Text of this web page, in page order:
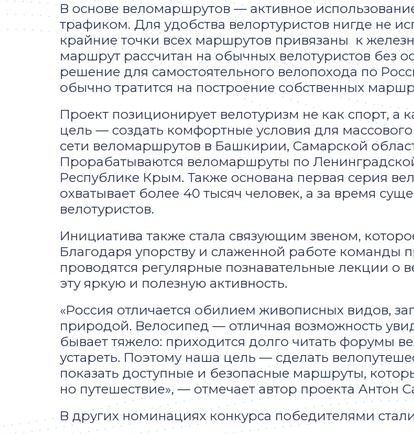
В основе веломаршрутов — активное
трафиком. Для удобства велортуристов нигде не
крайние точки всех маршрутов привязаны к
маршрут рассчитан на обычных велотуристов без
решение для самостоятельного велопохода по
обычно тратится на построение собственных
Проект позиционирует велотуризм не как спорт, а
цель — создать комфортные условия для
сети веломаршрутов в Башкирии, Самарской
Прорабатываются веломаршруты по
Республике Крым. Также основана первая серия
охватывает более 40 тысяч человек, а за время
велотуристов.
Инициатива также стала связующим звеном,
Благодаря упорству и слаженной работе команды
проводятся регулярные познавательные лекции о
эту яркую и полезную активность.
«Россия отличается обилием живописных видов,
природой. Велосипед — отличная возможность
бывает тяжело: приходится долго читать форумы
устареть. Поэтому наша цель — сделать
показать доступные и безопасные маршруты,
но путешествие», — отмечает автор проекта Антон
В других номинациях конкурса победителями